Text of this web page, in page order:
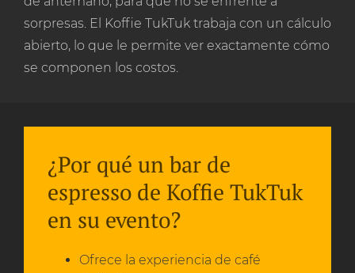
sorpresas. El Koffie TukTuk trabaja con un cálculo
abierto, lo que le permite ver exactamente cómo
se componen los costos.
¿Por qué un bar de
espresso de Koffie TukTuk
en su evento?
Ofrece la experiencia de café